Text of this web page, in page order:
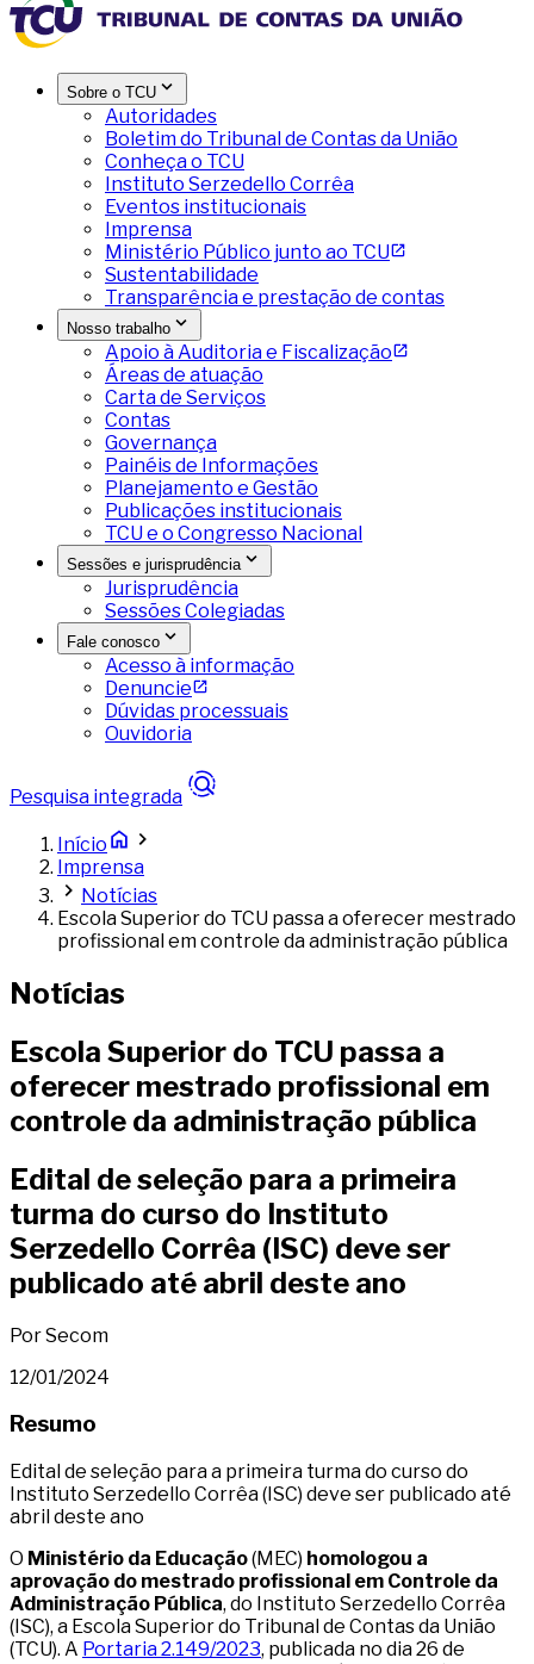
Sobre o TCU
Autoridades
Boletim do Tribunal de Contas da União
Conheça o TCU
Instituto Serzedello Corrêa
Eventos institucionais
Imprensa
Ministério Público junto ao TCU
Sustentabilidade
Transparência e prestação de contas
Nosso trabalho
Apoio à Auditoria e Fiscalização
Áreas de atuação
Carta de Serviços
Contas
Governança
Painéis de Informações
Planejamento e Gestão
Publicações institucionais
TCU e o Congresso Nacional
Sessões e jurisprudência
Jurisprudência
Sessões Colegiadas
Fale conosco
Acesso à informação
Denuncie
Dúvidas processuais
Ouvidoria
Pesquisa integrada
Início
Imprensa
Notícias
Escola Superior do TCU passa a oferecer mestrado
profissional em controle da administração pública
Notícias
Escola Superior do TCU passa a
oferecer mestrado profissional em
controle da administração pública
Edital de seleção para a primeira
turma do curso do Instituto
Serzedello Corrêa (ISC) deve ser
publicado até abril deste ano
Por Secom
12/01/2024
Resumo
Edital de seleção para a primeira turma do curso do
Instituto Serzedello Corrêa (ISC) deve ser publicado até
abril deste ano
O Ministério da Educação(MEC) homologou a
aprovação do mestrado profissional em Controle da
Administração Pública, do Instituto Serzedello Corrêa
(ISC), a Escola Superior do Tribunal de Contas da União
(TCU). A Portaria 2.149/2023, publicada no dia 26 de